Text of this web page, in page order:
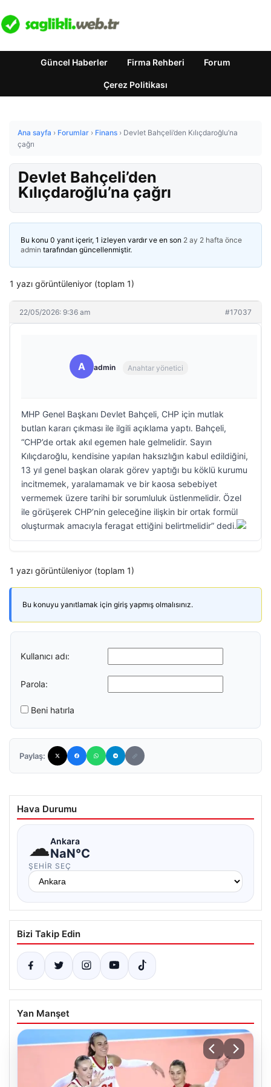
Güncel Haberler Firma Rehberi Forum
Çerez Politikası
Ana sayfa › Forumlar › Finans › Devlet Bahçeli’den Kılıçdaroğlu’na
çağrı
Devlet Bahçeli’den
Kılıçdaroğlu’na çağrı
Bu konu 0 yanıt içerir, 1 izleyen vardır ve en son 2 ay 2 hafta önce
admin tarafından güncellenmiştir.
1 yazı görüntüleniyor (toplam 1)
22/05/2026: 9:36 am #17037
A admin Anahtar yönetici
MHP Genel Başkanı Devlet Bahçeli, CHP için mutlak
butlan kararı çıkması ile ilgili açıklama yaptı. Bahçeli,
“CHP’de ortak akıl egemen hale gelmelidir. Sayın
Kılıçdaroğlu, kendisine yapılan haksızlığın kabul edildiğini,
13 yıl genel başkan olarak görev yaptığı bu köklü kurumu
incitmemek, yaralamamak ve bir kaosa sebebiyet
vermemek üzere tarihi bir sorumluluk üstlenmelidir. Özel
ile görüşerek CHP’nin geleceğine ilişkin bir ortak formül
oluşturmak amacıyla feragat ettiğini belirtmelidir” dedi.
1 yazı görüntüleniyor (toplam 1)
Bu konuyu yanıtlamak için giriş yapmış olmalısınız.
Kullanıcı adı:
Parola:
Beni hatırla
Paylaş:
Hava Durumu
☁Ankara
NaN°C
ŞEHIR SEÇ
Bizi Takip Edin
Yan Manşet